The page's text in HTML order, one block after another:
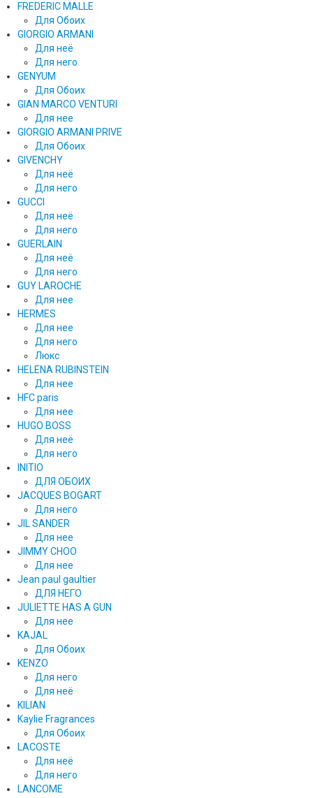
FREDERIC MALLE
Для Обоих
GIORGIO ARMANI
Для неё
Для него
GENYUM
Для Обоих
GIAN MARCO VENTURI
Для нее
GIORGIO ARMANI PRIVE
Для Обоих
GIVENCHY
Для неё
Для него
GUCCI
Для неё
Для него
GUERLAIN
Для неё
Для него
GUY LAROCHE
Для нее
HERMES
Для нее
Для него
Люкс
HELENA RUBINSTEIN
Для нее
HFC paris
Для нее
HUGO BOSS
Для неё
Для него
INITIO
ДЛЯ ОБОИХ
JACQUES BOGART
Для него
JIL SANDER
Для нее
JIMMY CHOO
Для нее
Jean paul gaultier
ДЛЯ НЕГО
JULIETTE HAS A GUN
Для нее
KAJAL
Для Обоих
KENZO
Для него
Для неё
KILIAN
Kaylie Fragrances
Для Обоих
LACOSTE
Для неё
Для него
LANCOME